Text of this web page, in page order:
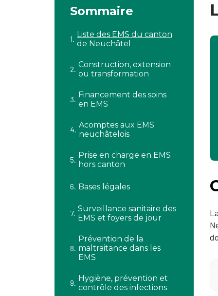
Sommaire
Liste des EMS du canton
de Neuchâtel
Construction, extension
ou transformation
Financement des soins
en EMS
Acomptes aux EMS
neuchâtelois
Prise en charge en EMS
hors canton
Bases légales
Surveillance sanitaire des
EMS et foyers de jour
Prévention de la
maltraitance dans les
EMS
Hygiène, prévention et
contrôle des infections